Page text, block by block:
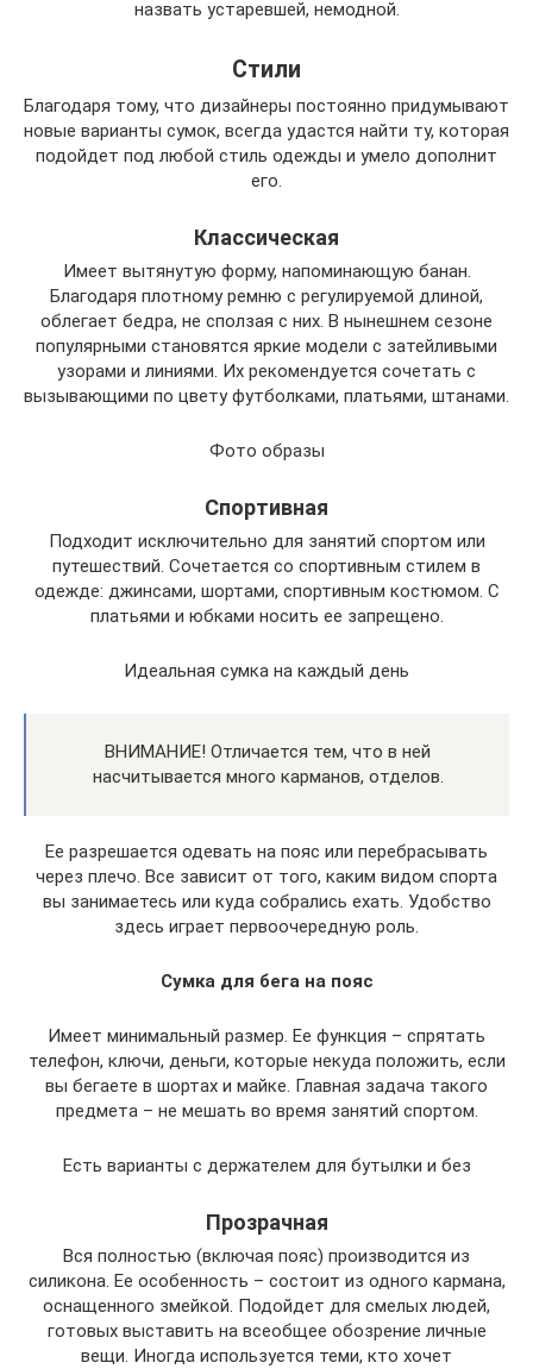
назвать устаревшей, немодной.
Стили
Благодаря тому, что дизайнеры постоянно придумывают
новые варианты сумок, всегда удастся найти ту, которая
подойдет под любой стиль одежды и умело дополнит
его.
Классическая
Имеет вытянутую форму, напоминающую банан.
Благодаря плотному ремню с регулируемой длиной,
облегает бедра, не сползая с них. В нынешнем сезоне
популярными становятся яркие модели с затейливыми
узорами и линиями. Их рекомендуется сочетать с
вызывающими по цвету футболками, платьями, штанами.
Фото образы
Спортивная
Подходит исключительно для занятий спортом или
путешествий. Сочетается со спортивным стилем в
одежде: джинсами, шортами, спортивным костюмом. С
платьями и юбками носить ее запрещено.
Идеальная сумка на каждый день
ВНИМАНИЕ! Отличается тем, что в ней
насчитывается много карманов, отделов.
Ее разрешается одевать на пояс или перебрасывать
через плечо. Все зависит от того, каким видом спорта
вы занимаетесь или куда собрались ехать. Удобство
здесь играет первоочередную роль.
Сумка для бега на пояс
Имеет минимальный размер. Ее функция – спрятать
телефон, ключи, деньги, которые некуда положить, если
вы бегаете в шортах и майке. Главная задача такого
предмета – не мешать во время занятий спортом.
Есть варианты с держателем для бутылки и без
Прозрачная
Вся полностью (включая пояс) производится из
силикона. Ее особенность – состоит из одного кармана,
оснащенного змейкой. Подойдет для смелых людей,
готовых выставить на всеобщее обозрение личные
вещи. Иногда используется теми, кто хочет